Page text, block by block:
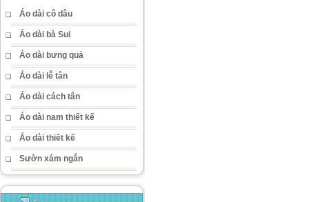
Áo dài cô dâu
Áo dài bà Sui
Áo dài bưng quả
Áo dài lễ tân
Áo dài cách tân
Áo dài nam thiết kế
Áo dài thiết kế
Sườn xám ngắn